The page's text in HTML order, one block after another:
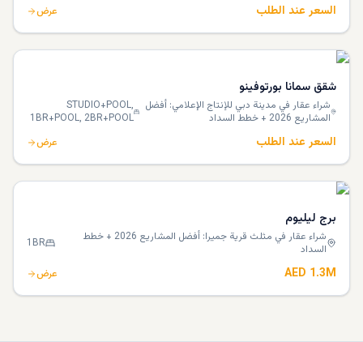
السعر عند الطلب عرض
شقق سمانا بورتوفينو
شراء عقار في مدينة دبي للإنتاج الإعلامي: أفضل
المشاريع 2026 + خطط السداد
STUDIO+POOL,
1BR+POOL, 2BR+POOL
السعر عند الطلب عرض
برج ليليوم
شراء عقار في مثلث قرية جميرا: أفضل المشاريع 2026 + خطط
السداد
1BR
AED 1.3M عرض